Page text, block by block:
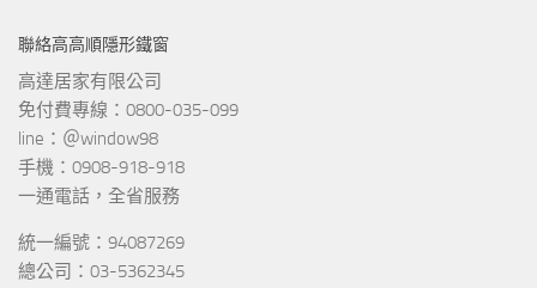
聯絡高高順隱形鐵窗
高達居家有限公司
免付費專線：0800-035-099
line：＠window98
手機：0908-918-918
一通電話，全省服務
統一編號：94087269
總公司：03-5362345